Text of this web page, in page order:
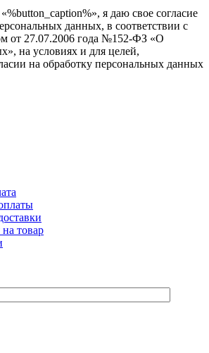
я даю свое согласие
данных, в соответствии с
от 27.07.2006 года №152-ФЗ «О
на условиях и для целей,
на обработку персональных данных
товар